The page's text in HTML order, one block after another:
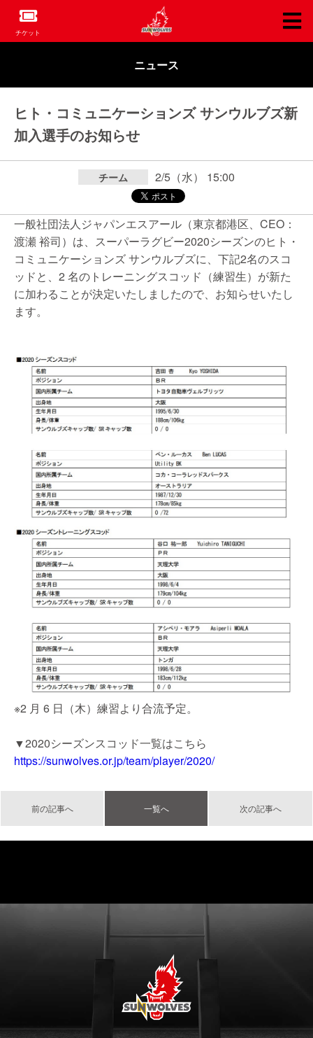
チケット
ニュース
ヒト・コミュニケーションズ サンウルブズ新
加入選手のお知らせ
チーム 2/5（水） 15:00
一般社団法人ジャパンエスアール（東京都港区、CEO：
渡瀬 裕司）は、スーパーラグビー2020シーズンのヒト・
コミュニケーションズ サンウルブズに、下記2名のスコ
ッドと、2 名のトレーニングスコッド（練習生）が新た
に加わることが決定いたしましたので、お知らせいたし
ます。
※2 月 6 日（木）練習より合流予定。
▼2020シーズンスコッド一覧はこちら
https://sunwolves.or.jp/team/player/2020/
前の記事へ 一覧へ 次の記事へ